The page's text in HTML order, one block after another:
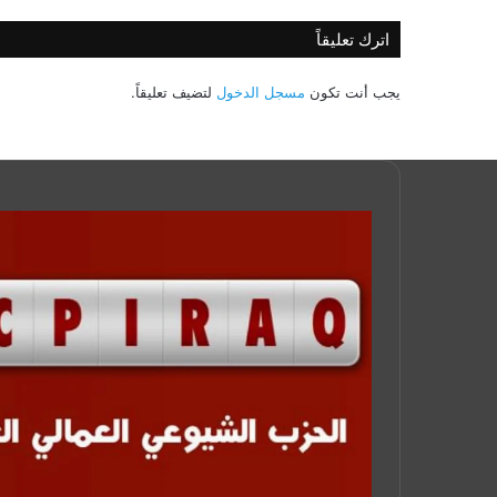
اترك تعليقاً
يجب أنت تكون مسجل الدخول لتضيف تعليقاً.